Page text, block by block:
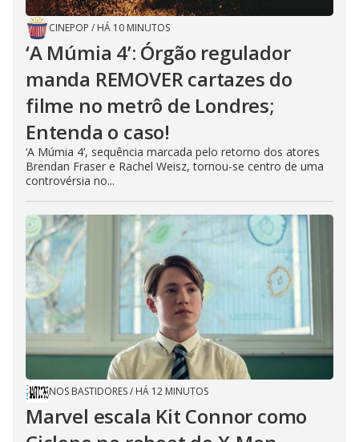
CINEPOP / HÁ 10 MINUTOS
‘A Múmia 4’: Órgão regulador
manda REMOVER cartazes do
filme no metrô de Londres;
Entenda o caso!
‘A Múmia 4’, sequência marcada pelo retorno dos atores
Brendan Fraser e Rachel Weisz, tornou-se centro de uma
controvérsia no...
NOS BASTIDORES/ HÁ 12 MINUTOS
Marvel escala Kit Connor como